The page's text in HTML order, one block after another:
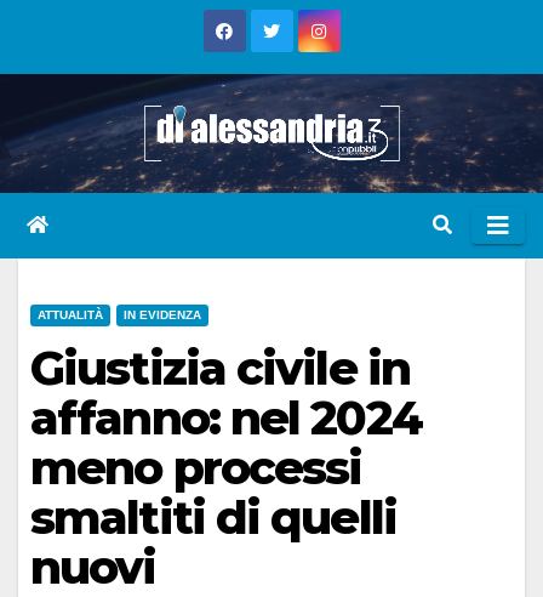
ATTUALITÀ IN EVIDENZA
Giustizia civile in
affanno: nel 2024
meno processi
smaltiti di quelli
nuovi